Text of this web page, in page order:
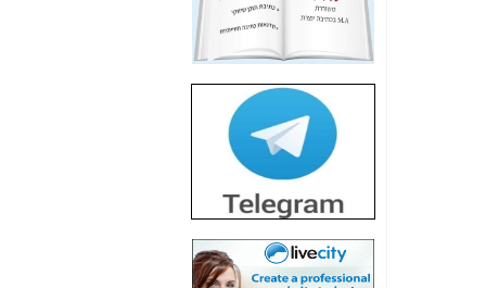
חשיפת חשד לשחיתות
הדומה לזו של "תיק
4000" אך בתחום
הסלולר -כאן
חשיפת מה שלא
רוצים שתדעו בעניין
פריסת אנלימיטד
(בניחוח בלתי נסבל) -
כאן
חשיפה: איוב קרא
אישר לקבוצת סלקום
בדיוק מה שביבי אישר